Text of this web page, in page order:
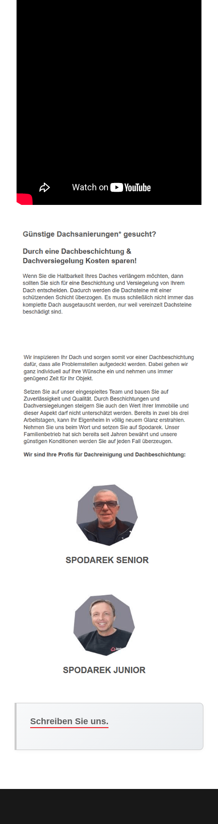
Schreiben Sie uns.